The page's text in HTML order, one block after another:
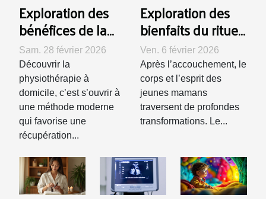
Exploration des
bénéfices de la
physiothérapie à
domicile pour la
récupération
rapide
Sam. 28 février 2026
Découvrir la
physiothérapie à
domicile, c’est s’ouvrir à
une méthode moderne
qui favorise une
récupération...
Exploration des
bienfaits du rituel
Rebozo pour les
jeunes mamans
Ven. 6 février 2026
Après l’accouchement, le
corps et l’esprit des
jeunes mamans
traversent de profondes
transformations. Le...